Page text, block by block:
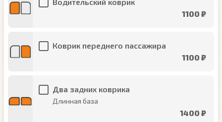
1100 ₽
Коврик переднего пассажира
1100 ₽
Два задних коврика
Длинная база
1400 ₽